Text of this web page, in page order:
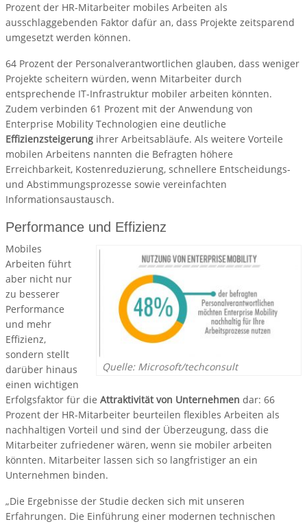
Prozent der HR-Mitarbeiter mobiles Arbeiten als
ausschlaggebenden Faktor dafür an, dass Projekte zeitsparend
umgesetzt werden können.
64 Prozent der Personalverantwortlichen glauben, dass weniger
Projekte scheitern würden, wenn Mitarbeiter durch
entsprechende IT-Infrastruktur mobiler arbeiten könnten.
Zudem verbinden 61 Prozent mit der Anwendung von
Enterprise Mobility Technologien eine deutliche
Effizienzsteigerung ihrer Arbeitsabläufe. Als weitere Vorteile
mobilen Arbeitens nannten die Befragten höhere
Erreichbarkeit, Kostenreduzierung, schnellere Entscheidungs-
und Abstimmungsprozesse sowie vereinfachten
Informationsaustausch.
Performance und Effizienz
Quelle: Microsoft/techconsult
Mobiles
Arbeiten führt
aber nicht nur
zu besserer
Performance
und mehr
Effizienz,
sondern stellt
darüber hinaus
einen wichtigen
Erfolgsfaktor für die Attraktivität von Unternehmen dar: 66
Prozent der HR-Mitarbeiter beurteilen flexibles Arbeiten als
nachhaltigen Vorteil und sind der Überzeugung, dass die
Mitarbeiter zufriedener wären, wenn sie mobiler arbeiten
könnten. Mitarbeiter lassen sich so langfristiger an ein
Unternehmen binden.
„Die Ergebnisse der Studie decken sich mit unseren
Erfahrungen. Die Einführung einer modernen technischen